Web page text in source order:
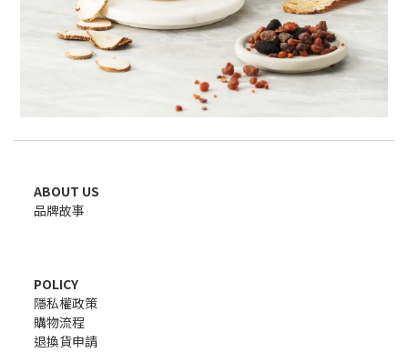
ABOUT US
品牌故事
POLICY
隱私權政策
購物流程
退換貨申請